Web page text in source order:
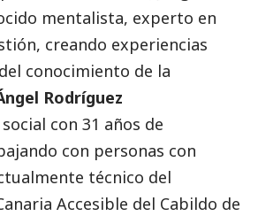
mentalista, experto en
creando experiencias
conocimiento de la
Rodríguez
social con 31 años de
con personas con
técnico del
Accesible del Cabildo de